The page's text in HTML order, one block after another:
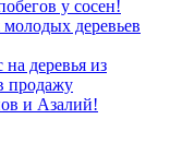
у сосен!
деревьев
деревья из
продажу
и Азалий!